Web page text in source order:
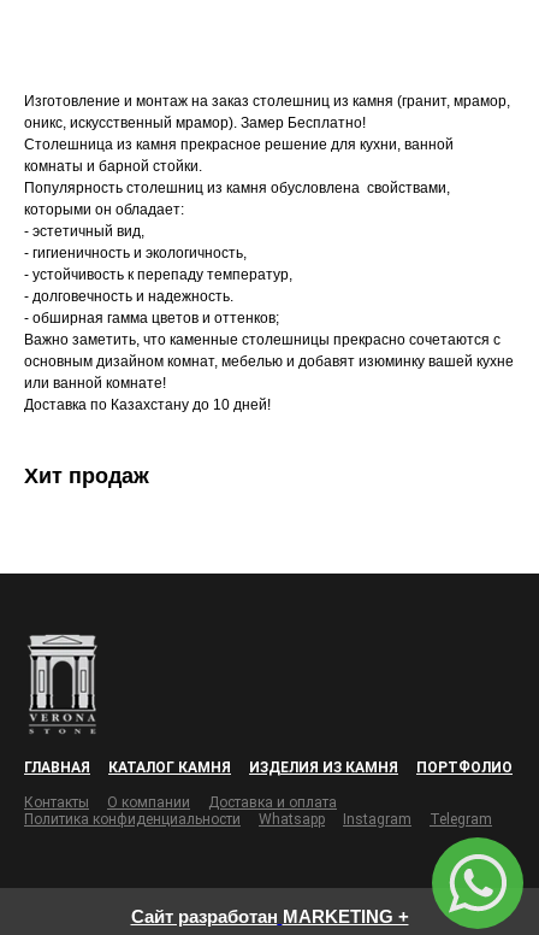
Казахстан, Алматы, ул Султана Бейбарыса,
32
Изготовление и монтаж на заказ столешниц из камня (гранит, мрамор,
оникс, искусственный мрамор). Замер Бесплатно!
Столешница из камня прекрасное решение для кухни, ванной
комнаты и барной стойки.
Популярность столешниц из камня обусловлена свойствами,
которыми он обладает:
- эстетичный вид,
- гигиеничность и экологичность,
- устойчивость к перепаду температур,
- долговечность и надежность.
- обширная гамма цветов и оттенков;
Важно заметить, что каменные столешницы прекрасно сочетаются с
основным дизайном комнат, мебелью и добавят изюминку вашей кухне
или ванной комнате!
Доставка по Казахстану до 10 дней!
Хит продаж
ГЛАВНАЯ КАТАЛОГ КАМНЯ ИЗДЕЛИЯ ИЗ КАМНЯ ПОРТФОЛИО
Контакты О компании
Доставка и оплата
Политика конфиденциальности
Whatsapp Instagram Telegram
Сайт разработан MARKETING +